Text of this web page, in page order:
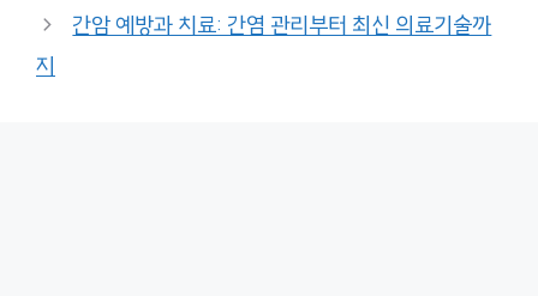
간암 예방과 치료: 간염 관리부터 최신 의료기술까
지